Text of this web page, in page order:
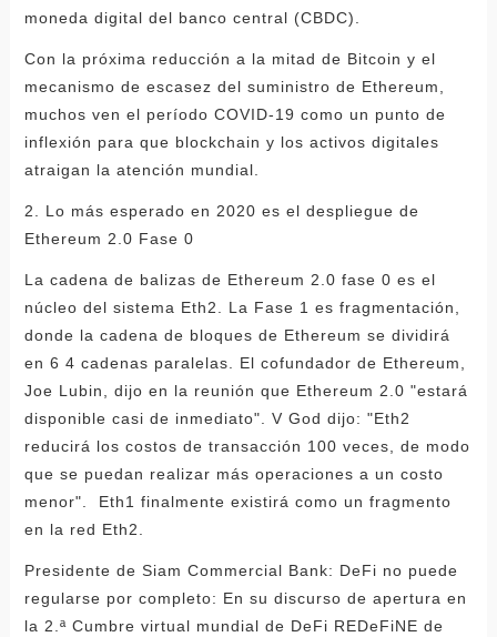
moneda digital del banco central (CBDC).
Con la próxima reducción a la mitad de Bitcoin y el
mecanismo de escasez del suministro de Ethereum,
muchos ven el período COVID-19 como un punto de
inflexión para que blockchain y los activos digitales
atraigan la atención mundial.
2. Lo más esperado en 2020 es el despliegue de
Ethereum 2.0 Fase 0
La cadena de balizas de Ethereum 2.0 fase 0 es el
núcleo del sistema Eth2. La Fase 1 es fragmentación,
donde la cadena de bloques de Ethereum se dividirá
en 6 4 cadenas paralelas. El cofundador de Ethereum,
Joe Lubin, dijo en la reunión que Ethereum 2.0 "estará
disponible casi de inmediato". V God dijo: "Eth2
reducirá los costos de transacción 100 veces, de modo
que se puedan realizar más operaciones a un costo
menor". Eth1 finalmente existirá como un fragmento
en la red Eth2.
Presidente de Siam Commercial Bank: DeFi no puede
regularse por completo: En su discurso de apertura en
la 2.ª Cumbre virtual mundial de DeFi REDeFiNE de